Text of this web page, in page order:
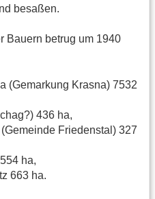
besaßen.
Bauern betrug um 1940
(Gemarkung Krasna) 7532
436 ha,
Friedenstal) 327
ha,
663 ha.